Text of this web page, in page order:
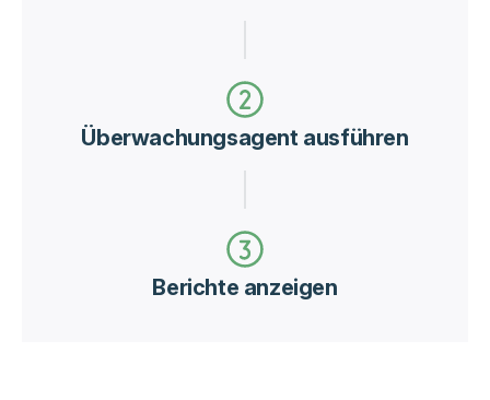
Überwachungsagent ausführen
Berichte anzeigen